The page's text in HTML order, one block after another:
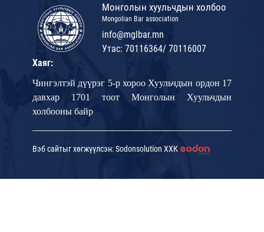
Монголын хуульчдын холбоо
Mongolian Bar association
info@mglbar.mn
Утас: 70116364/ 70116007
Хаяг:
Чингэлтэй дүүрэг 5-р хороо Хуульчдын ордон 17
давхар 1701 тоот Монголын Хуульчдын
холбооны байр
Вэб сайтыг хөгжүүлсэн: Sodonsolution ХХК